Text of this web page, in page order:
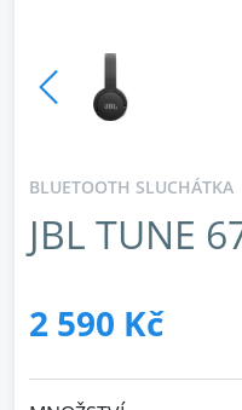
BLUETOOTH SLUCHÁTKA
JBL TUNE
2 590 Kč